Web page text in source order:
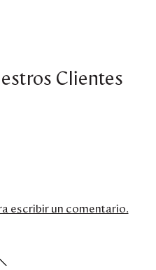
Clientes
escribir un comentario.